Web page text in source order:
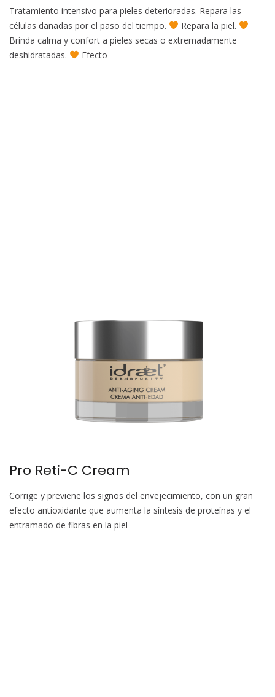
Tratamiento intensivo para pieles deterioradas. Repara las
células dañadas por el paso del tiempo.
Repara la piel.
Brinda calma y confort a pieles secas o extremadamente
deshidratadas.
Efecto
Pro Reti-C Cream
Corrige y previene los signos del envejecimiento, con un gran
efecto antioxidante que aumenta la síntesis de proteínas y el
entramado de fibras en la piel